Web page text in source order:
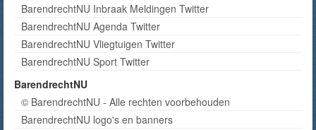
BarendrechtNU Inbraak Meldingen Twitter
BarendrechtNU Agenda Twitter
BarendrechtNU Vliegtuigen Twitter
BarendrechtNU Sport Twitter
BarendrechtNU
© BarendrechtNU - Alle rechten voorbehouden
BarendrechtNU logo's en banners